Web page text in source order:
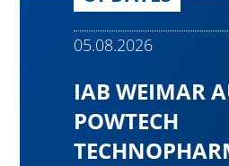
05.08.2026
IAB WEIMAR
POWTECH